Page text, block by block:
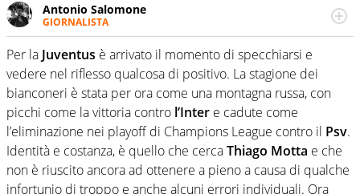
Antonio Salomone
GIORNALISTA
Giornalista pubblicista. Lo affascinano, da sempre, le
categorie minori e i talenti in erba. Ha fiuto per la notizia
e per gli emergenti. Calcio, basket, motori: ci pensa lui
Per la Juventus è arrivato il momento di specchiarsi e
vedere nel riflesso qualcosa di positivo. La stagione dei
bianconeri è stata per ora come una montagna russa, con
picchi come la vittoria contro l’Inter e cadute come
l’eliminazione nei playoff di Champions League contro il Psv.
Identità e costanza, è quello che cercaThiago Motta e che
non è riuscito ancora ad ottenere a pieno a causa di qualche
infortunio di troppo e anche alcuni errori individuali. Ora